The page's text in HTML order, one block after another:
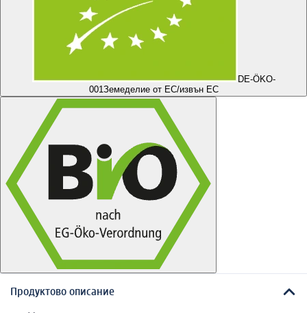
DE-ÖKO-
001Земеделие от ЕС/извън ЕС
Продуктово описание